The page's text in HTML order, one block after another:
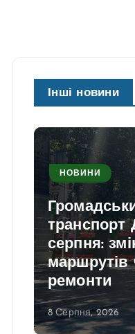
Інші новини
НОВИНИ
транспорт
серпня:
маршрутів
ремонти
8 Серпня, 2026